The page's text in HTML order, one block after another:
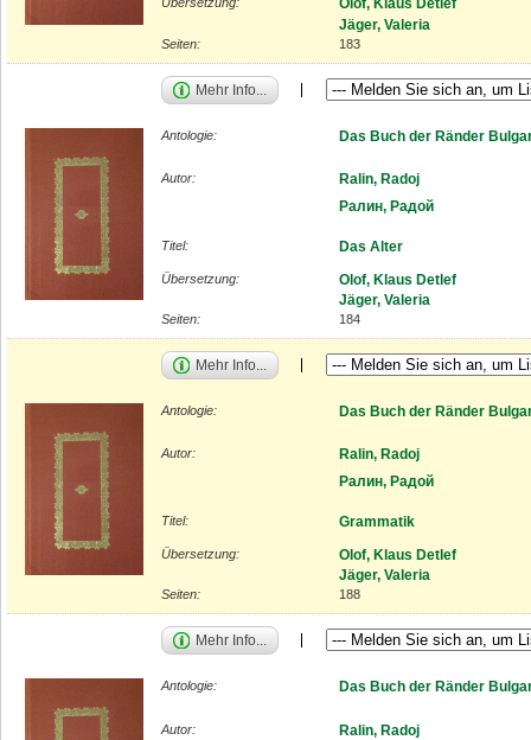
Olof, Klaus Detlef
Jäger, Valeria
Seiten: 183
Mehr Info...
Antologie: Das Buch der Ränder
Autor:
Ralin, Radoj
Ралин, Радой
Titel: Das Alter
Übersetzung:
Olof, Klaus Detlef
Jäger, Valeria
Seiten: 184
Mehr Info...
Antologie: Das Buch der Ränder
Autor:
Ralin, Radoj
Ралин, Радой
Titel: Grammatik
Übersetzung:
Olof, Klaus Detlef
Jäger, Valeria
Seiten: 188
Mehr Info...
Antologie: Das Buch der Ränder
Autor:
Ralin, Radoj